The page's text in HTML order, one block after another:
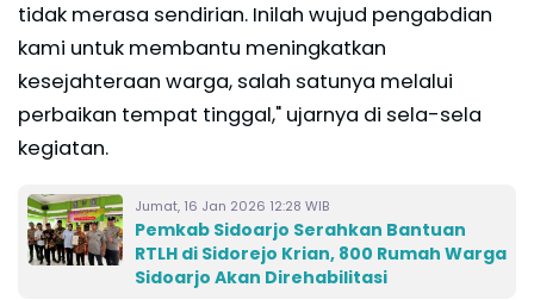
tidak merasa sendirian. Inilah wujud pengabdian
kami untuk membantu meningkatkan
kesejahteraan warga, salah satunya melalui
perbaikan tempat tinggal," ujarnya di sela-sela
kegiatan.
Jumat, 16 Jan 2026 12:28 WIB
Pemkab Sidoarjo Serahkan Bantuan
RTLH di Sidorejo Krian, 800 Rumah Warga
Sidoarjo Akan Direhabilitasi